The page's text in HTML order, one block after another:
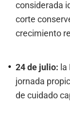
considerada
corte
crecimiento
24 de julio:
jornada
de cuidado